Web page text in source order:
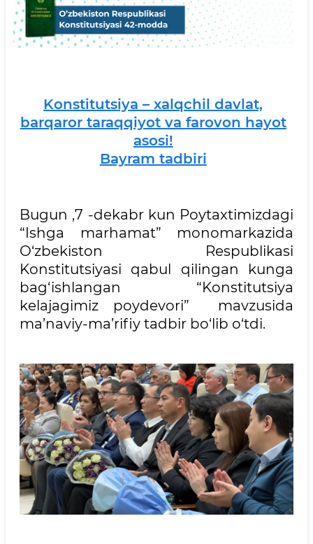
Konstitutsiya – xalqchil davlat,
barqaror taraqqiyot va farovon hayot
asosi!
Bayram tadbiri
Bugun ,7 -dekabr kun Poytaxtimizdagi
“Ishga marhamat” monomarkazida
O‘zbekiston Respublikasi
Konstitutsiyasi qabul qilingan kunga
bag‘ishlangan “Konstitutsiya
kelajagimiz poydevori” mavzusida
ma’naviy-ma’rifiy tadbir bo‘lib o‘tdi.